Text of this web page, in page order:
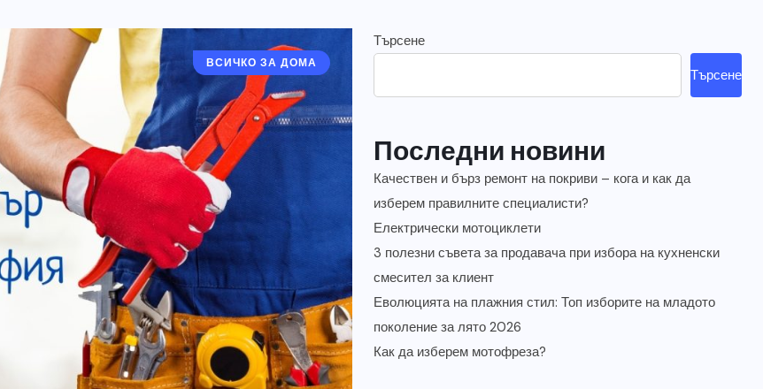
ВСИЧКО ЗА ДОМА
Търсене
Търсене
Последни новини
Качествен и бърз ремонт на покриви – кога и как да
изберем правилните специалисти?
Електрически мотоциклети
3 полезни съвета за продавача при избора на кухненски
смесител за клиент
Еволюцията на плажния стил: Топ изборите на младото
поколение за лято 2026
Как да изберем мотофреза?